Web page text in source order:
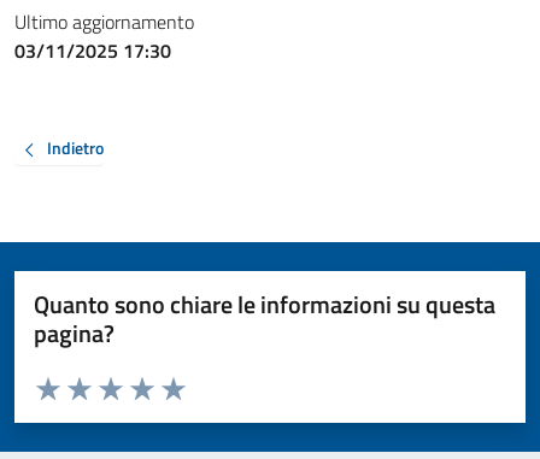
Ultimo aggiornamento
03/11/2025 17:30
Indietro
Quanto sono chiare le informazioni su questa
pagina?
Valuta da 1 a 5 stelle la pagina
Valuta 5 stelle su 5
Valuta 4 stelle su 5
Valuta 3 stelle su 5
Valuta 2 stelle su 5
Valuta 1 stelle su 5